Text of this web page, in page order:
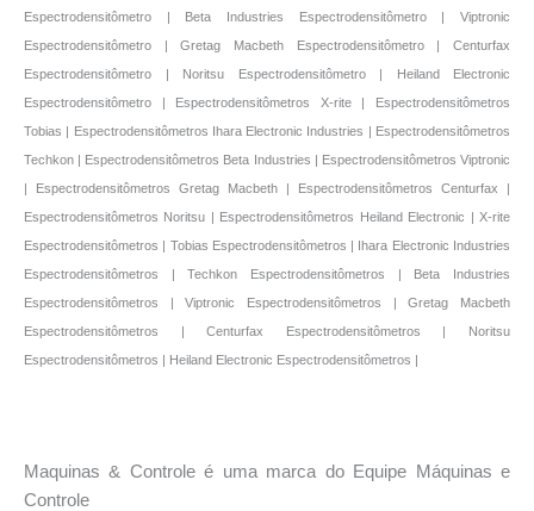
Espectrodensitômetro | Beta Industries Espectrodensitômetro | Viptronic
Espectrodensitômetro | Gretag Macbeth Espectrodensitômetro | Centurfax
Espectrodensitômetro | Noritsu Espectrodensitômetro | Heiland Electronic
Espectrodensitômetro | Espectrodensitômetros X-rite | Espectrodensitômetros
Tobias | Espectrodensitômetros Ihara Electronic Industries | Espectrodensitômetros
Techkon | Espectrodensitômetros Beta Industries | Espectrodensitômetros Viptronic
| Espectrodensitômetros Gretag Macbeth | Espectrodensitômetros Centurfax |
Espectrodensitômetros Noritsu | Espectrodensitômetros Heiland Electronic | X-rite
Espectrodensitômetros | Tobias Espectrodensitômetros | Ihara Electronic Industries
Espectrodensitômetros | Techkon Espectrodensitômetros | Beta Industries
Espectrodensitômetros | Viptronic Espectrodensitômetros | Gretag Macbeth
Espectrodensitômetros | Centurfax Espectrodensitômetros | Noritsu
Espectrodensitômetros | Heiland Electronic Espectrodensitômetros |
Maquinas & Controle é uma marca do Equipe Máquinas e
Controle